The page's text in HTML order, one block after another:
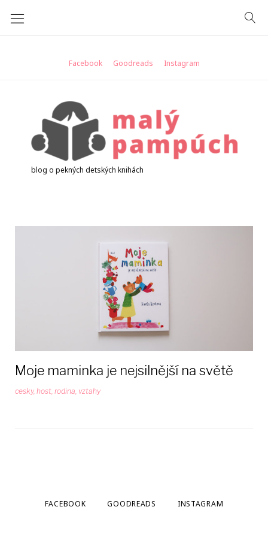
Facebook Goodreads Instagram
blog o pekných detských knihách
februára
Moje maminka je nejsilnější na světě
cesky, host, rodina, vztahy
FACEBOOK GOODREADS INSTAGRAM